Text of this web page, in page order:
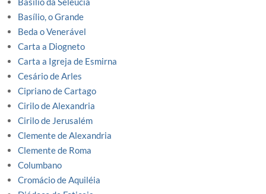
Basílio, o Grande
Beda o Venerável
Carta a Diogneto
Carta a Igreja de Esmirna
Cesário de Arles
Cipriano de Cartago
Cirilo de Alexandria
Cirilo de Jerusalém
Clemente de Alexandria
Clemente de Roma
Columbano
Cromácio de Aquiléia